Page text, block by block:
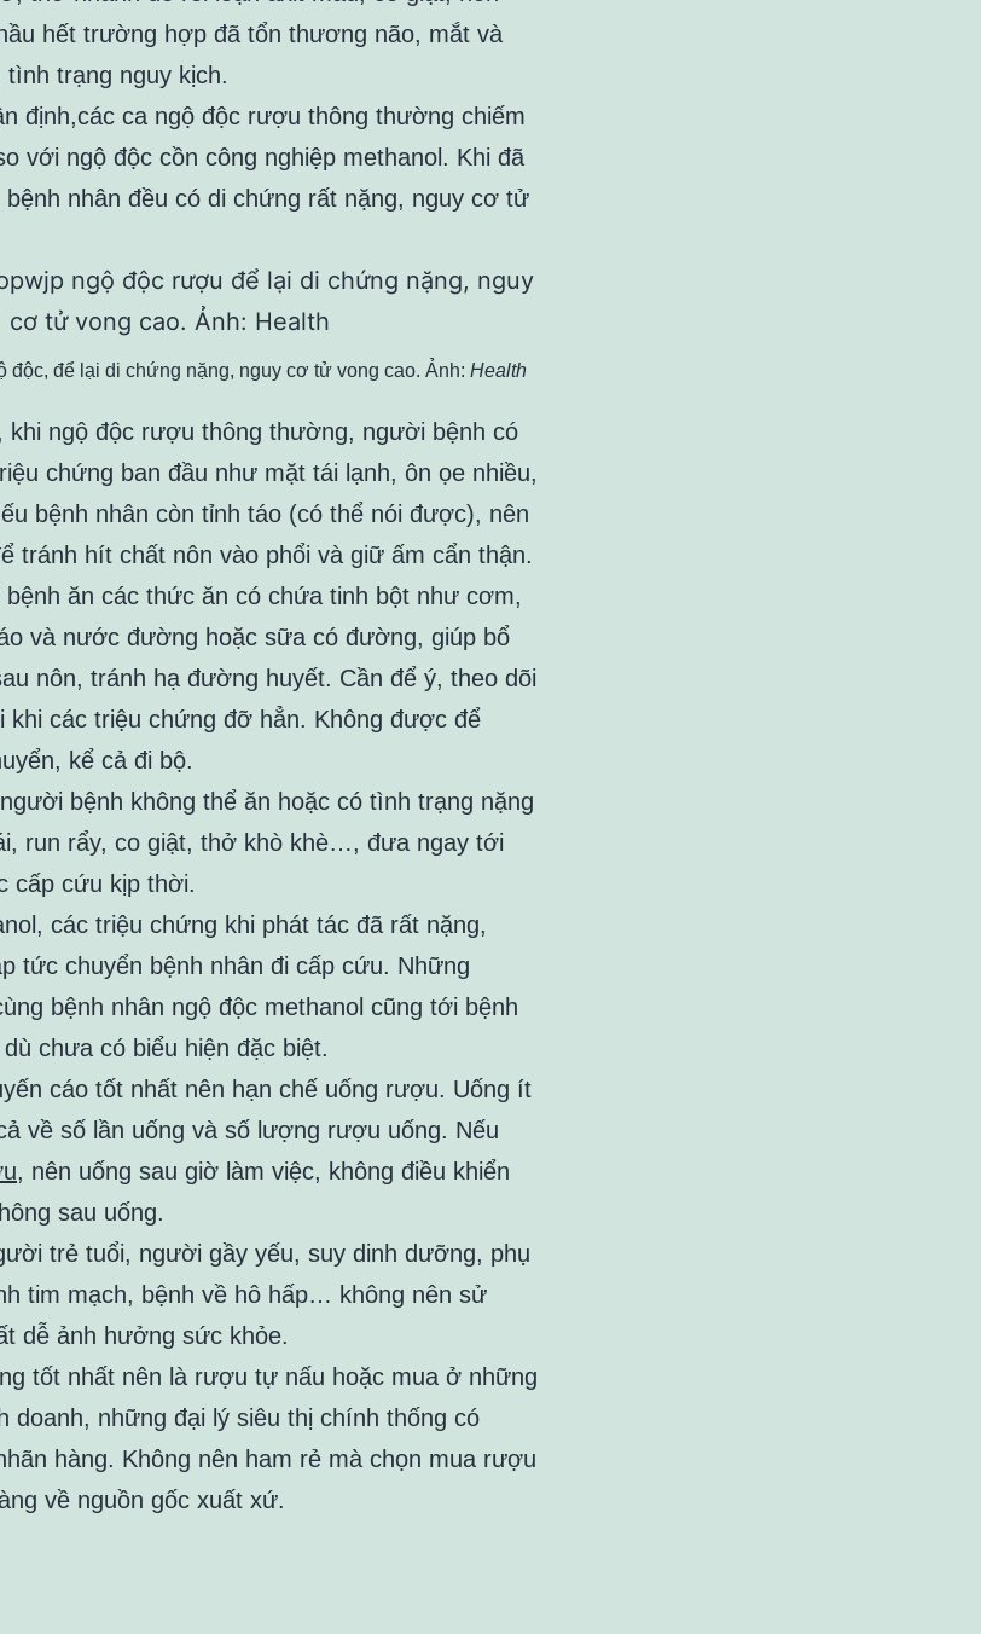
hết trường hợp đã tổn thương não, mắt và
trạng nguy kịch.
định,các ca ngộ độc rượu thông thường chiếm
với ngộ độc cồn công nghiệp methanol. Khi đã
bệnh nhân đều có di chứng rất nặng, nguy cơ tử
độc, để lại di chứng nặng, nguy cơ tử vong cao. Ảnh: Health
khi ngộ độc rượu thông thường, người bệnh có
chứng ban đầu như mặt tái lạnh, ôn ọe nhiều,
bệnh nhân còn tỉnh táo (có thể nói được), nên
tránh hít chất nôn vào phổi và giữ ấm cẩn thận.
ăn các thức ăn có chứa tinh bột như cơm,
và nước đường hoặc sữa có đường, giúp bổ
nôn, tránh hạ đường huyết. Cần để ý, theo dõi
khi các triệu chứng đỡ hẳn. Không được để
kể cả đi bộ.
bệnh không thể ăn hoặc có tình trạng nặng
run rẩy, co giật, thở khò khè…, đưa ngay tới
cấp cứu kịp thời.
các triệu chứng khi phát tác đã rất nặng,
tức chuyển bệnh nhân đi cấp cứu. Những
bệnh nhân ngộ độc methanol cũng tới bệnh
chưa có biểu hiện đặc biệt.
cáo tốt nhất nên hạn chế uống rượu. Uống ít
về số lần uống và số lượng rượu uống. Nếu
, nên uống sau giờ làm việc, không điều khiển
sau uống.
trẻ tuổi, người gầy yếu, suy dinh dưỡng, phụ
tim mạch, bệnh về hô hấp… không nên sử
dễ ảnh hưởng sức khỏe.
tốt nhất nên là rượu tự nấu hoặc mua ở những
doanh, những đại lý siêu thị chính thống có
hàng. Không nên ham rẻ mà chọn mua rượu
về nguồn gốc xuất xứ.